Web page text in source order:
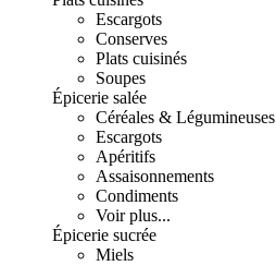
Escargots
Conserves
Plats cuisinés
Soupes
Épicerie salée
Céréales & Légumineuses
Escargots
Apéritifs
Assaisonnements
Condiments
Voir plus...
Épicerie sucrée
Miels